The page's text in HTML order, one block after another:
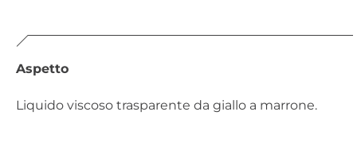
Aspetto
Liquido viscoso trasparente da giallo a marrone.